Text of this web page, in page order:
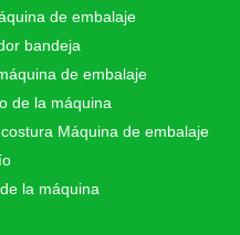
de embalaje
bandeja
de embalaje
de la máquina
Máquina de embalaje
la máquina